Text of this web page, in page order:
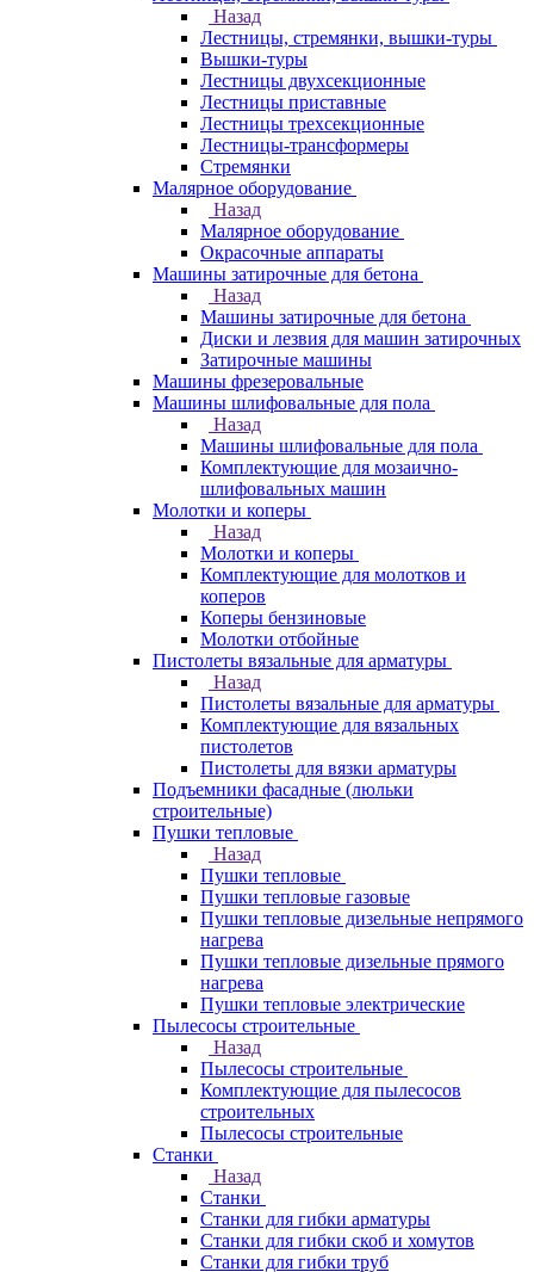
Назад
Лестницы, стремянки, вышки-туры
Вышки-туры
Лестницы двухсекционные
Лестницы приставные
Лестницы трехсекционные
Лестницы-трансформеры
Стремянки
Малярное оборудование
Назад
Малярное оборудование
Окрасочные аппараты
Машины затирочные для бетона
Назад
Машины затирочные для бетона
Диски и лезвия для машин затирочных
Затирочные машины
Машины фрезеровальные
Машины шлифовальные для пола
Назад
Машины шлифовальные для пола
Комплектующие для мозаично-
шлифовальных машин
Молотки и коперы
Назад
Молотки и коперы
Комплектующие для молотков и
коперов
Коперы бензиновые
Молотки отбойные
Пистолеты вязальные для арматуры
Назад
Пистолеты вязальные для арматуры
Комплектующие для вязальных
пистолетов
Пистолеты для вязки арматуры
Подъемники фасадные (люльки
строительные)
Пушки тепловые
Назад
Пушки тепловые
Пушки тепловые газовые
Пушки тепловые дизельные непрямого
нагрева
Пушки тепловые дизельные прямого
нагрева
Пушки тепловые электрические
Пылесосы строительные
Назад
Пылесосы строительные
Комплектующие для пылесосов
строительных
Пылесосы строительные
Станки
Назад
Станки
Станки для гибки арматуры
Станки для гибки скоб и хомутов
Станки для гибки труб